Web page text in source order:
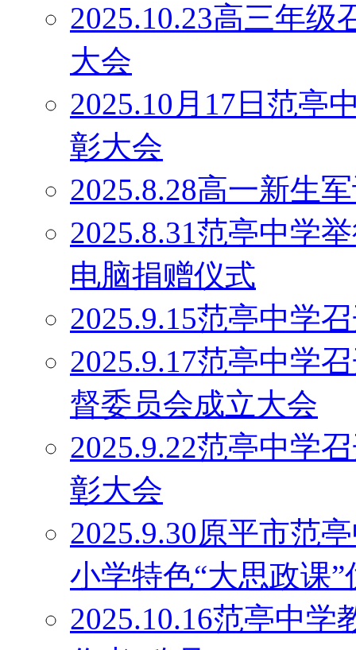
2025.10.23高三年
大会
2025.10月17日范亭
彰大会
2025.8.28高一新生
2025.8.31范亭中学
电脑捐赠仪式
2025.9.15范亭中学
2025.9.17范亭中学
督委员会成立大会
2025.9.22范亭中学
彰大会
2025.9.30原平市范
小学特色“大思政课
2025.10.16范亭中